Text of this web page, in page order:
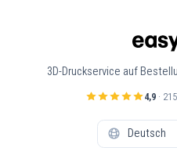
3D-Druckservice auf
4,9·